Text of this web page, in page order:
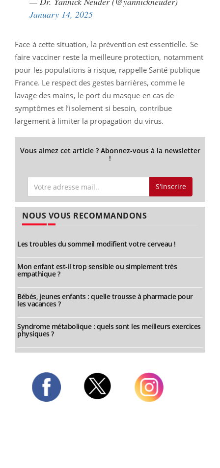
January 14, 2025
Face à cette situation, la prévention est essentielle. Se
faire vacciner reste la meilleure protection, notamment
pour les populations à risque, rappelle Santé publique
France. Le respect des gestes barrières, comme le
lavage des mains, le port du masque en cas de
symptômes et l’isolement si besoin, contribue
largement à limiter la propagation du virus.
Vous aimez cet article ? Abonnez-vous à la newsletter
!
S'inscrire
NOUS VOUS RECOMMANDONS
Les troubles du sommeil modifient votre cerveau !
Mon enfant est-il trop sensible ou simplement très
empathique ?
Bébés, jeunes enfants : quelle trousse à pharmacie pour
les vacances ?
Syndrome métabolique : quels sont les meilleurs exercices
physiques ?